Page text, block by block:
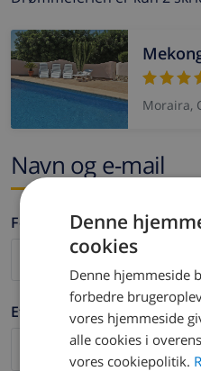
Moraira,
Navn og e-mail
Fornavn *
Efternavn *
Denne
cookies
Denne hjemmeside
forbedre
vores hjemmeside
alle cookies i
vores cookiepolitik.